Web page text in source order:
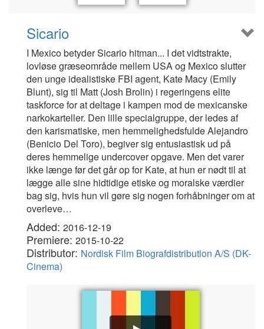
Sicario
I Mexico betyder Sicario hitman... I det vidtstrakte,
lovløse græseområde mellem USA og Mexico slutter
den unge idealistiske FBI agent, Kate Macy (Emily
Blunt), sig til Matt (Josh Brolin) i regeringens elite
taskforce for at deltage i kampen mod de mexicanske
narkokarteller. Den lille specialgruppe, der ledes af
den karismatiske, men hemmelighedsfulde Alejandro
(Benicio Del Toro), begiver sig entusiastisk ud på
deres hemmelige undercover opgave. Men det varer
ikke længe før det går op for Kate, at hun er nødt til at
lægge alle sine hidtidige etiske og moralske værdier
bag sig, hvis hun vil gøre sig nogen forhåbninger om at
overleve…
Added: 2016-12-19
Premiere: 2015-10-22
Distributor: Nordisk Film Biografdistribution A/S (DK-
Cinema)